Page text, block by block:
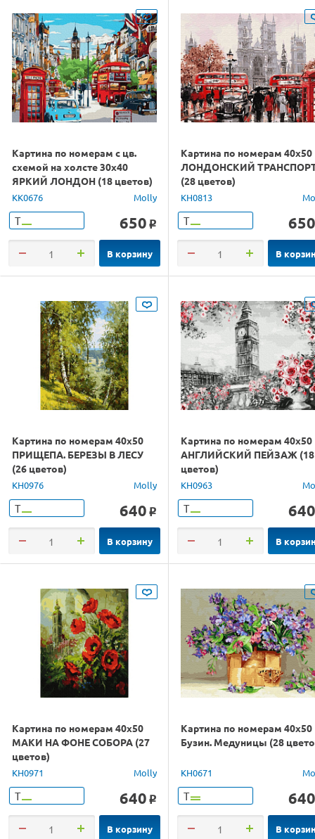
Картина по номерам с цв.
схемой на холсте 30х40
ЯРКИЙ ЛОНДОН (18 цветов)
KK0676 Molly
Т 650 o
В корзину
Картина по номерам 40х50
ЛОНДОНСКИЙ
(28 цветов)
KH0813
Т 650
В
Картина по номерам 40х50
ПРИЩЕПА. БЕРЕЗЫ В ЛЕСУ
(26 цветов)
KH0976 Molly
Т 640 o
В корзину
Картина по номерам 40х50
АНГЛИЙСКИЙ ПЕЙЗАЖ (18
цветов)
KH0963
Т 640
В
Картина по номерам 40х50
МАКИ НА ФОНЕ СОБОРА (27
цветов)
KH0971 Molly
Т 640 o
В корзину
Картина по номерам 40х50
Бузин. Медуницы (28
KH0671
Т 640
В